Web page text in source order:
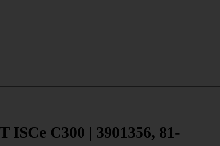
ISCe C300 | 3901356, 81-